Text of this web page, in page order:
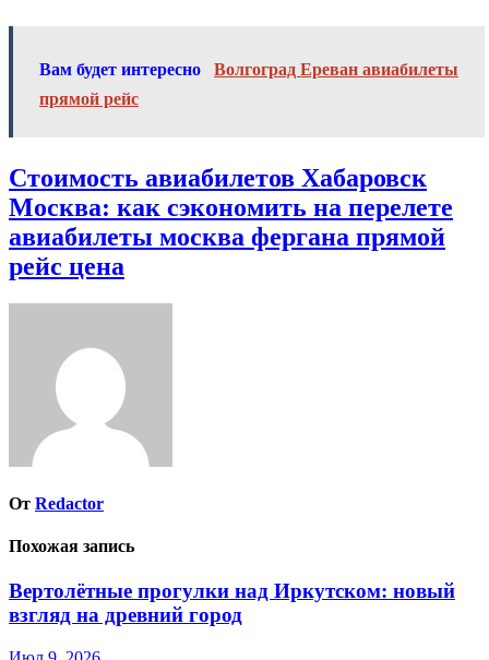
Вам будет интересно
Волгоград Ереван авиабилеты
прямой рейс
Навигация
по
записям
Стоимость авиабилетов Хабаровск
Москва: как сэкономить на перелете
авиабилеты москва фергана прямой
рейс цена
От Redactor
Похожая запись
Вертолётные прогулки над Иркутском: новый
взгляд на древний город